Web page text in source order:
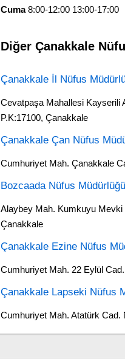
Cuma8:00-12:00 13:00-17:00
Diğer Çanakkale
Çanakkale İl Nüfus
Cevatpaşa Mahallesi Kayserili
P.K:17100, Çanakkale
Çanakkale Çan Nüfus
Cumhuriyet Mah. Çanakkale
Bozcaada Nüfus Müdürlüğü
Alaybey Mah. Kumkuyu Mevki
Çanakkale
Çanakkale Ezine Nüfus
Cumhuriyet Mah. 22 Eylül
Çanakkale Lapseki Nüfus
Cumhuriyet Mah. Atatürk Cad.